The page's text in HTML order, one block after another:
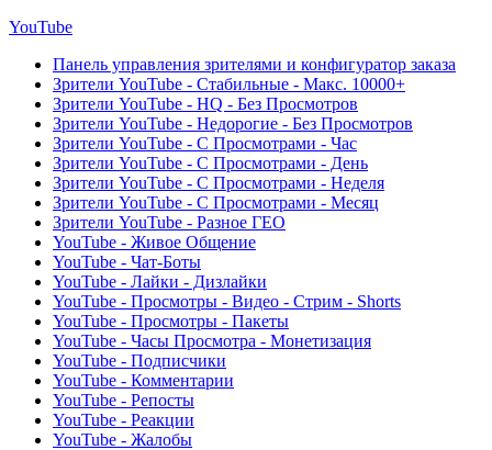
YouTube
Панель управления зрителями и конфигуратор заказа
Зрители YouTube - Стабильные - Макс. 10000+
Зрители YouTube - HQ - Без Просмотров
Зрители YouTube - Недорогие - Без Просмотров
Зрители YouTube - С Просмотрами - Час
Зрители YouTube - С Просмотрами - День
Зрители YouTube - С Просмотрами - Неделя
Зрители YouTube - С Просмотрами - Месяц
Зрители YouTube - Разное ГЕО
YouTube - Живое Общение
YouTube - Чат-Боты
YouTube - Лайки - Дизлайки
YouTube - Просмотры - Видео - Стрим - Shorts
YouTube - Просмотры - Пакеты
YouTube - Часы Просмотра - Монетизация
YouTube - Подписчики
YouTube - Комментарии
YouTube - Репосты
YouTube - Реакции
YouTube - Жалобы